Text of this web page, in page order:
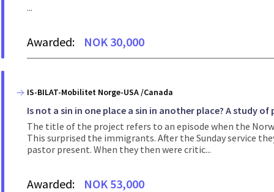
...
Awarded: NOK 30,000
IS-BILAT-Mobilitet Norge-USA /Canada
Is not a sin in one place a sin in another place? A study
The title of the project refers to an episode when the
This surprised the immigrants. After the Sunday service
pastor present. When they then were critic...
Awarded: NOK 53,000